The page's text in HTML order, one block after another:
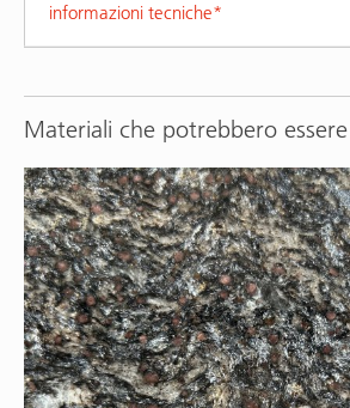
informazioni tecniche*
Materiali che potrebbero